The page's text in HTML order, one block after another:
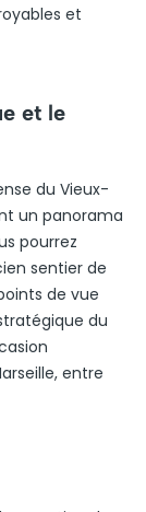
et
et le
du Vieux-
un panorama
pourrez
sentier de
de vue
du
entre